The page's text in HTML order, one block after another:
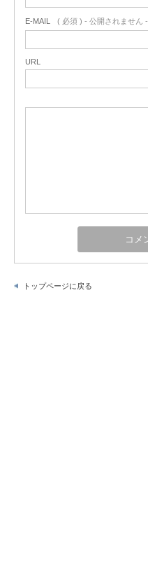
E-MAIL ( 必須 ) - 公開されません -
URL
トップページに戻る